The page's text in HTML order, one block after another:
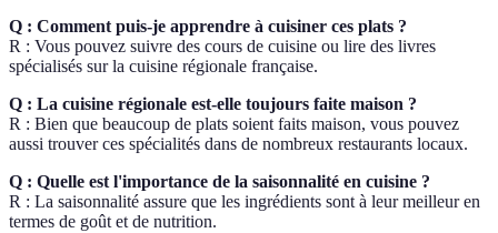
Q : Comment puis-je apprendre à cuisiner ces plats ?
R : Vous pouvez suivre des cours de cuisine ou lire des livres
spécialisés sur la cuisine régionale française.
Q : La cuisine régionale est-elle toujours faite maison ?
R : Bien que beaucoup de plats soient faits maison, vous pouvez
aussi trouver ces spécialités dans de nombreux restaurants locaux.
Q : Quelle est l'importance de la saisonnalité en cuisine ?
R : La saisonnalité assure que les ingrédients sont à leur meilleur en
termes de goût et de nutrition.